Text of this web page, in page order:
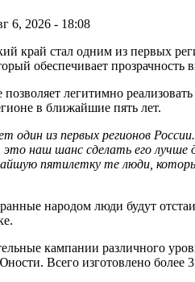
6, 2026 - 18:08
край стал одним из первых
обеспечивает
легитимно
в ближайшие пять лет.
один из первых регионов
это наш шанс сделать его
пятилетку те люди,
народом люди будут
кампании различного
Всего изготовлено более